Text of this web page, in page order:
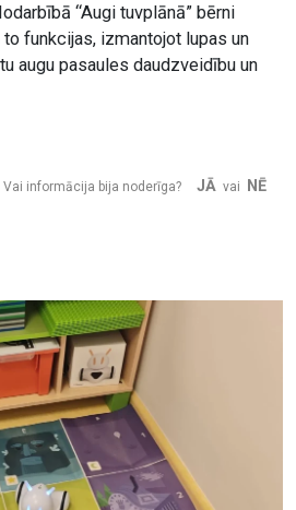
“Augi tuvplānā” bērni
to funkcijas, izmantojot lupas un
augu pasaules daudzveidību un
Vai informācija bija noderīga? JĀ vai NĒ